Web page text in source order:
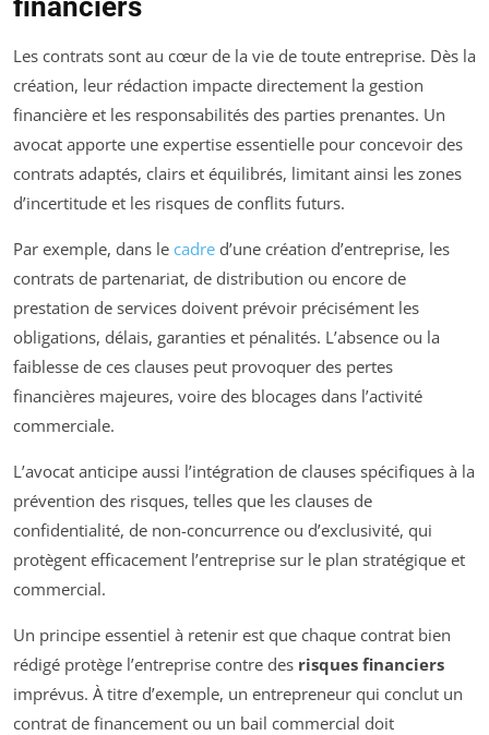
Les contrats sont au cœur de la vie de toute entreprise. Dès la
création, leur rédaction impacte directement la gestion
financière et les responsabilités des parties prenantes. Un
avocat apporte une expertise essentielle pour concevoir des
contrats adaptés, clairs et équilibrés, limitant ainsi les zones
d’incertitude et les risques de conflits futurs.
Par exemple, dans le cadre d’une création d’entreprise, les
contrats de partenariat, de distribution ou encore de
prestation de services doivent prévoir précisément les
obligations, délais, garanties et pénalités. L’absence ou la
faiblesse de ces clauses peut provoquer des pertes
financières majeures, voire des blocages dans l’activité
commerciale.
L’avocat anticipe aussi l’intégration de clauses spécifiques à la
prévention des risques, telles que les clauses de
confidentialité, de non-concurrence ou d’exclusivité, qui
protègent efficacement l’entreprise sur le plan stratégique et
commercial.
Un principe essentiel à retenir est que chaque contrat bien
rédigé protège l’entreprise contre des risques financiers
imprévus. À titre d’exemple, un entrepreneur qui conclut un
contrat de financement ou un bail commercial doit